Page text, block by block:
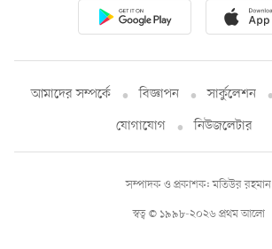
আমাদের সম্পর্কে বিজ্ঞাপন সার্কুলেশন
যোগাযোগ
নিউজলেটার
স্বত্ব © ১৯৯৮-২০২৬ প্রথম আলো
সম্পাদক ও প্রকাশক: মতিউর রহমান